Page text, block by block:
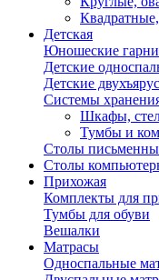
Детская
Юношеские
Детские
Детские
Системы
Шкафы,
Тумбы и
Столы
Столы
Прихожая
Комплекты для
Тумбы для обуви
Вешалки
Матрасы
Односпальные